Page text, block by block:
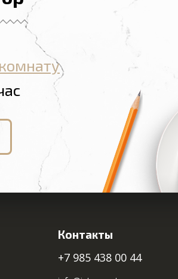
Контакты
+7 985 438 00 44